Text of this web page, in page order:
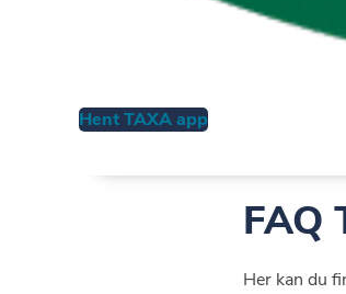
Hent TAXA app
FAQ
Her kan du